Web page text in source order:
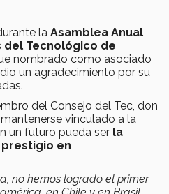
la Asamblea Anual
del Tecnológico de
nombrado como asociado
un agradecimiento por su
del Consejo del Tec, don
vinculado a la
un futuro pueda ser la
en
no hemos logrado el primer